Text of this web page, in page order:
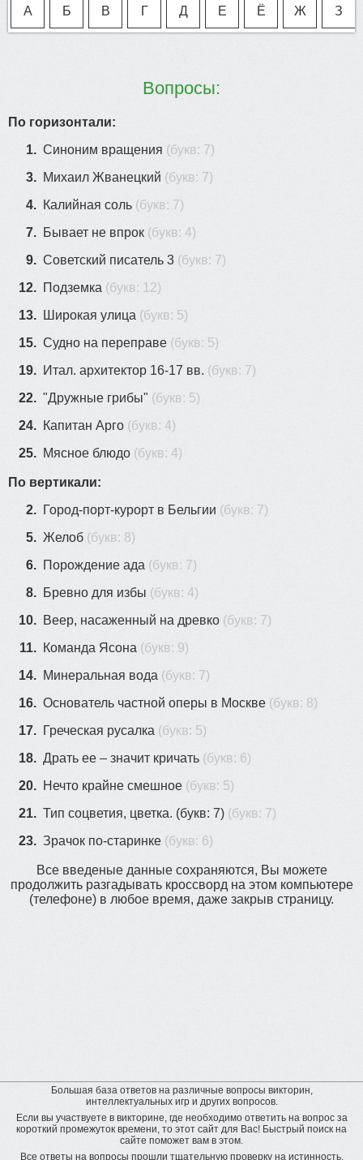
А Б В Г Д Е Ё Ж З
20 7
Вопросы:
По горизонтали:
1. Синоним вращения (букв: 7)
3. Михаил Жванецкий (букв: 7)
4. Калийная соль (букв: 7)
7. Бывает не впрок (букв: 4)
9. Советский писатель 3 (букв: 7)
12. Подземка (букв: 12)
13.
Широкая улица (букв: 5)
15. Судно на переправе (букв: 5)
19. Итал. архитектор 16-17 вв. (букв: 7)
22. "Дружные грибы" (букв: 5)
24. Капитан Арго (букв: 4)
25. Мясное блюдо (букв: 4)
По вертикали:
2. Город-порт-курорт в Бельгии (букв: 7)
5. Желоб (букв: 8)
6. Порождение ада (букв: 7)
8. Бревно для избы (букв: 4)
10. Веер, насаженный на древко (букв: 7)
11. Команда Ясона (букв: 9)
14. Минеральная вода (букв: 7)
16. Основатель частной оперы в Москве (букв: 8)
17. Греческая русалка (букв: 5)
18. Драть ее – значит кричать (букв: 6)
20. Нечто крайне смешное (букв: 5)
21. Тип соцветия, цветка. (букв: 7) (букв: 7)
23. Зрачок по-старинке (букв: 6)
Все введеные данные сохраняются, Вы можете
продолжить разгадывать кроссворд на этом компьютере
(телефоне) в любое время, даже закрыв страницу.
Большая база ответов на различные вопросы викторин,
интеллектуальных игр и других вопросов.
Если вы участвуете в викторине, где необходимо ответить на вопрос за
короткий промежуток времени, то этот сайт для Вас! Быстрый поиск на
сайте поможет вам в этом.
Все ответы на вопросы прошли тщательную проверку на истинность.